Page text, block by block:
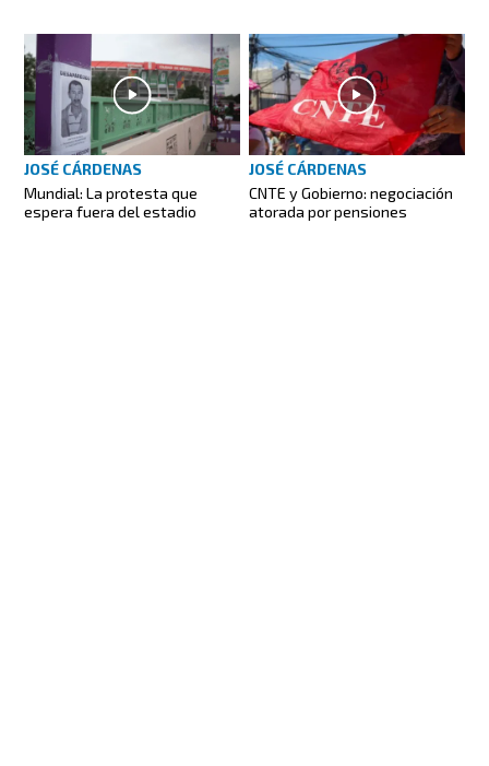
JOSÉ CÁRDENAS
Mundial: La protesta que
espera fuera del estadio
JOSÉ CÁRDENAS
CNTE y Gobierno: negociación
atorada por pensiones